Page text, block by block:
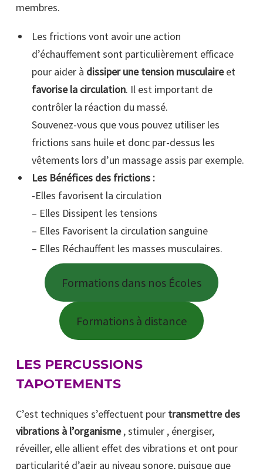
membres.
Les frictions vont avoir une action
d’échauffement sont particulièrement efficace
pour aider à dissiper une tension musculaireet
favorise la circulation. Il est important de
contrôler la réaction du massé.
Souvenez-vous que vous pouvez utiliser les
frictions sans huile et donc par-dessus les
vêtements lors d’un massage assis par exemple.
Les Bénéfices des frictions :
-Elles favorisent la circulation
– Elles Dissipent les tensions
– Elles Favorisent la circulation sanguine
– Elles Réchauffent les masses musculaires.
Formations dans nos Écoles
Formations à distance
LES PERCUSSIONS
TAPOTEMENTS
C’est techniques s’effectuent pour transmettre des
vibrations à l’organisme, stimuler , énergiser,
réveiller, elle allient effet des vibrations et ont pour
particularité d’agir au niveau sonore, puisque que